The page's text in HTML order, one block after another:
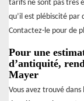
tarifs ne sont pas très
qu’il est plébiscité par
Contactez-le pour de
Pour une
d’antiquité,
Mayer
Vous avez trouvé